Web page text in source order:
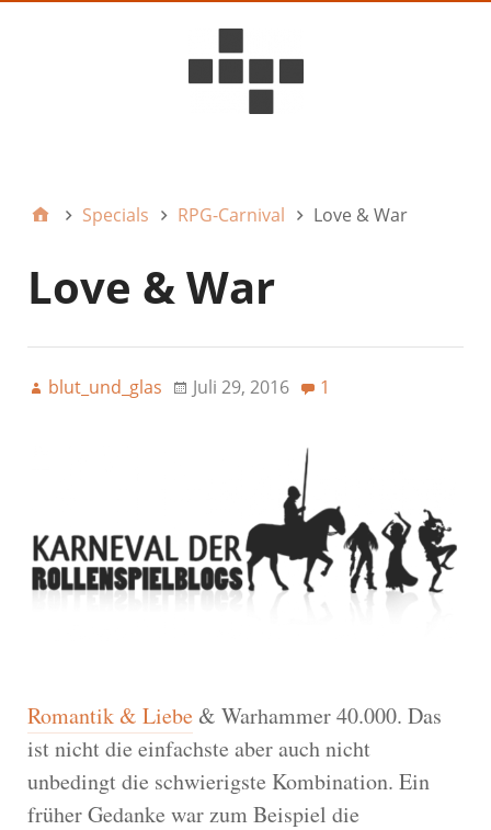
Specials RPG-Carnival Love & War
Love & War
blut_und_glas Juli 29, 2016 1
Romantik & Liebe & Warhammer 40.000. Das
ist nicht die einfachste aber auch nicht
unbedingt die schwierigste Kombination. Ein
früher Gedanke war zum Beispiel die